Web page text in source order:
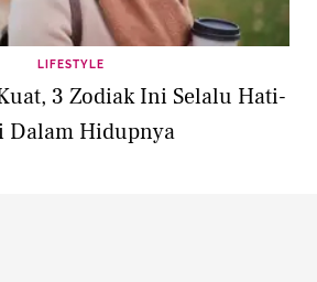
LIFESTYLE
3 Zodiak Ini Selalu Hati-
Dalam Hidupnya